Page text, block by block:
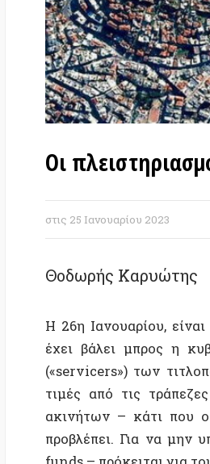
Οι
στις 25 Ιανουαρίου 2023
Θοδωρής Καρυώτης
έχει βάλει μπρος η
ακινήτων – κάτι που ο
προβλέπει. Για να μην
funds – πρόκειται για
Τυπικά, η τιτλοποίηση
προωθηθούν νέες
εξυγιανθούν τα